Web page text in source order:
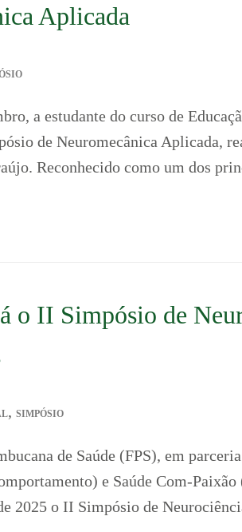
Aplicada
a estudante do curso de
de Neuromecânica Aplicada,
Reconhecido como um dos
o II Simpósio de
, SIMPÓSIO
de Saúde (FPS), em
e Saúde Com-
2025 o II Simpósio de